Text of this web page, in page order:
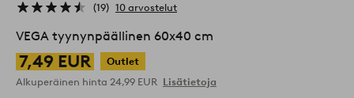
19 10 arvostelut
VEGA tyynynpäällinen 60x40 cm
7,49 EUR
Outlet
Alkuperäinen hinta 24,99 EUR Lisätietoja